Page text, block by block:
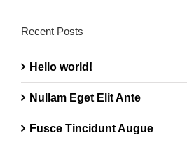
Recent Posts
Hello world!
Nullam Eget Elit Ante
Fusce Tincidunt Augue